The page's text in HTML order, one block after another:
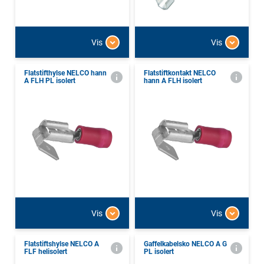
Vis Vis
Flatstifthylse NELCO hann
A FLH PL isolert
Vis
Flatstiftkontakt NELCO
hann A FLH isolert
Vis
Flatstiftshylse NELCO A
FLF helisolert
Gaffelkabelsko NELCO A G
PL isolert